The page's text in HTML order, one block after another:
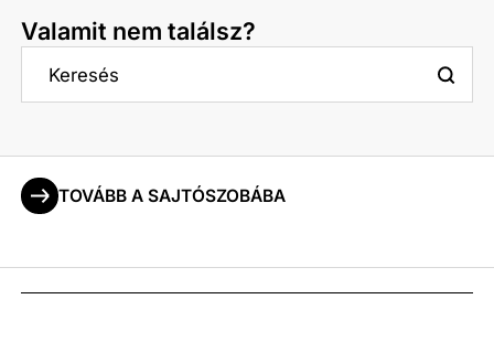
Valamit nem találsz?
TOVÁBB A SAJTÓSZOBÁBA